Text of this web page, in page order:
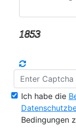
Ich habe die
Bedingungen